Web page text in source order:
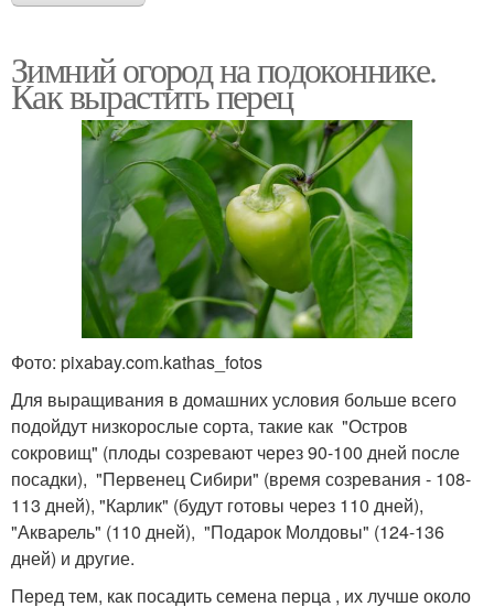
Зимний огород на подоконнике.
Как вырастить перец
Фото: pixabay.com.kathas_fotos
Для выращивания в домашних условия больше всего
подойдут низкорослые сорта, такие как "Остров
сокровищ" (плоды созревают через 90-100 дней после
посадки), "Первенец Сибири" (время созревания - 108-
113 дней), "Карлик" (будут готовы через 110 дней),
"Акварель" (110 дней), "Подарок Молдовы" (124-136
дней) и другие.
Перед тем, как посадить семена перца , их лучше около